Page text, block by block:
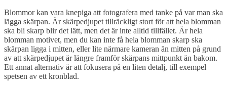
Blommor kan vara knepiga att fotografera med tanke på var man ska
lägga skärpan. Är skärpedjupet tillräckligt stort för att hela blomman
ska bli skarp blir det lätt, men det är inte alltid tillfället. Är hela
blomman motivet, men du kan inte få hela blomman skarp ska
skärpan ligga i mitten, eller lite närmare kameran än mitten på grund
av att skärpedjupet är längre framför skärpans mittpunkt än bakom.
Ett annat alternativ är att fokusera på en liten detalj, till exempel
spetsen av ett kronblad.